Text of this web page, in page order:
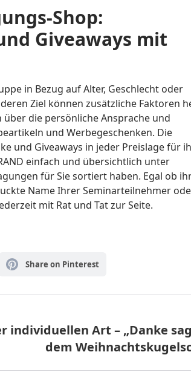
Shop:
Giveaways mit
in Bezug auf Alter, Geschlecht oder
Ziel können zusätzliche Faktoren
über die persönliche Ansprache und
und Werbegeschenken. Die
und Giveaways in jeder Preislage für
einfach und übersichtlich unter
für Sie sortiert haben. Egal ob
Name Ihrer Seminarteilnehmer
mit Rat und Tat zur Seite.
Share on Pinterest
individuellen Art – „Danke
dem